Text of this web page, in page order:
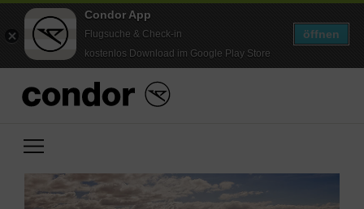
Condor App
Flugsuche & Check-in
kostenlos Download im Google Play Store
öffnen